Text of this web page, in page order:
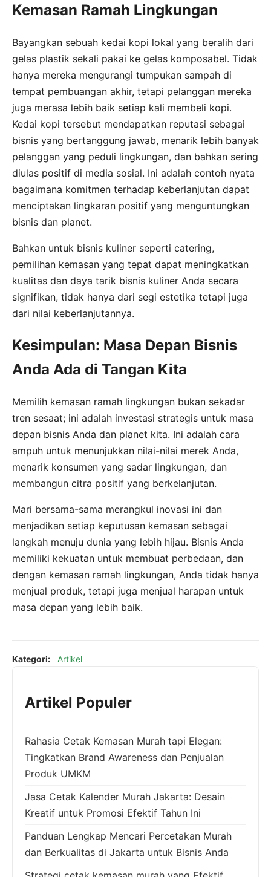
Kemasan Ramah Lingkungan
Bayangkan sebuah kedai kopi lokal yang beralih dari
gelas plastik sekali pakai ke gelas komposabel. Tidak
hanya mereka mengurangi tumpukan sampah di
tempat pembuangan akhir, tetapi pelanggan mereka
juga merasa lebih baik setiap kali membeli kopi.
Kedai kopi tersebut mendapatkan reputasi sebagai
bisnis yang bertanggung jawab, menarik lebih banyak
pelanggan yang peduli lingkungan, dan bahkan sering
diulas positif di media sosial. Ini adalah contoh nyata
bagaimana komitmen terhadap keberlanjutan dapat
menciptakan lingkaran positif yang menguntungkan
bisnis dan planet.
Bahkan untuk bisnis kuliner seperti catering,
pemilihan kemasan yang tepat dapat meningkatkan
kualitas dan daya tarik bisnis kuliner Anda secara
signifikan, tidak hanya dari segi estetika tetapi juga
dari nilai keberlanjutannya.
Kesimpulan: Masa Depan Bisnis
Anda Ada di Tangan Kita
Memilih kemasan ramah lingkungan bukan sekadar
tren sesaat; ini adalah investasi strategis untuk masa
depan bisnis Anda dan planet kita. Ini adalah cara
ampuh untuk menunjukkan nilai-nilai merek Anda,
menarik konsumen yang sadar lingkungan, dan
membangun citra positif yang berkelanjutan.
Mari bersama-sama merangkul inovasi ini dan
menjadikan setiap keputusan kemasan sebagai
langkah menuju dunia yang lebih hijau. Bisnis Anda
memiliki kekuatan untuk membuat perbedaan, dan
dengan kemasan ramah lingkungan, Anda tidak hanya
menjual produk, tetapi juga menjual harapan untuk
masa depan yang lebih baik.
Kategori: Artikel
Artikel Populer
Rahasia Cetak Kemasan Murah tapi Elegan:
Tingkatkan Brand Awareness dan Penjualan
Produk UMKM
Jasa Cetak Kalender Murah Jakarta: Desain
Kreatif untuk Promosi Efektif Tahun Ini
Panduan Lengkap Mencari Percetakan Murah
dan Berkualitas di Jakarta untuk Bisnis Anda